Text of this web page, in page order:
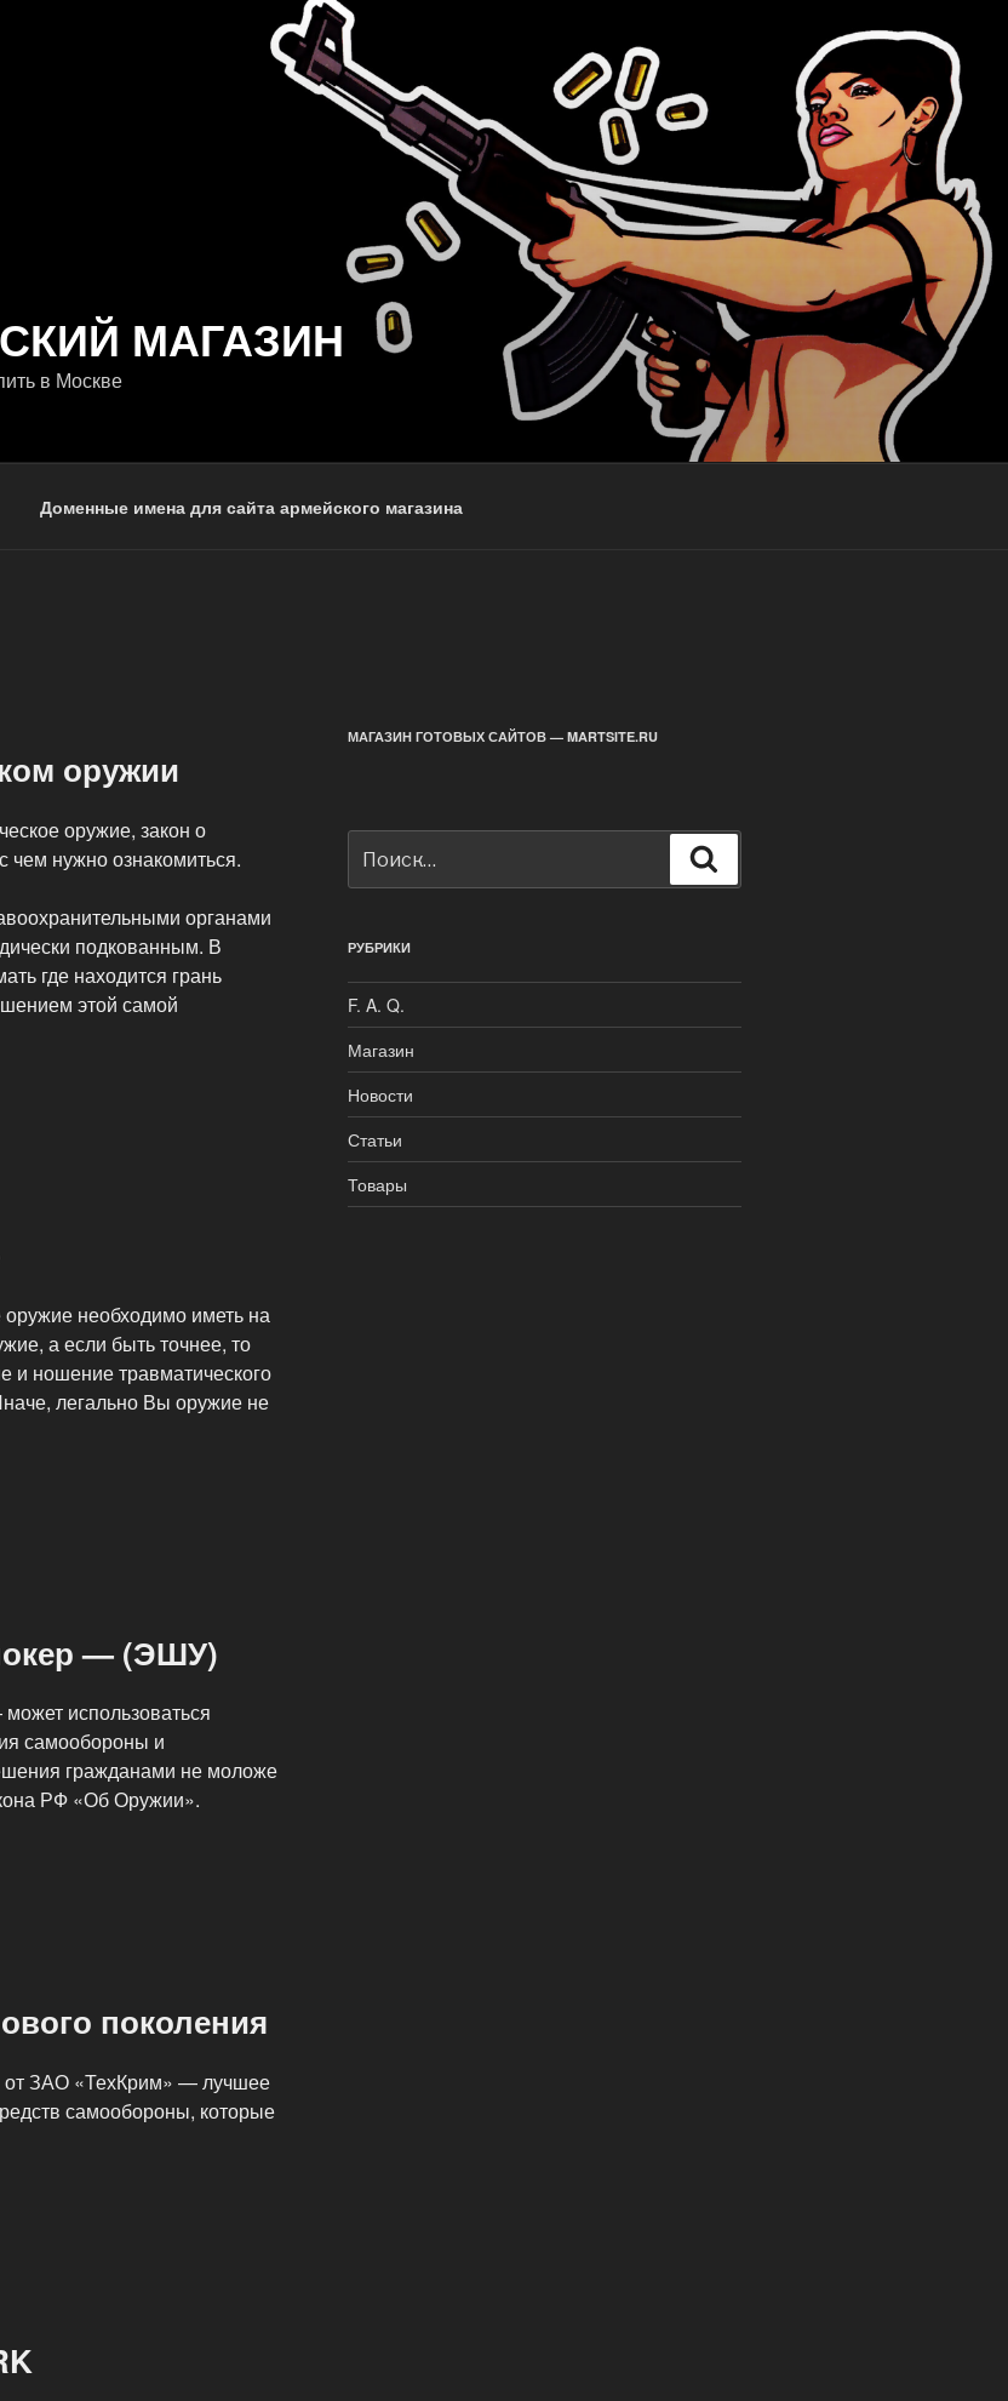
МАГАЗИН
в Москве
Доменные имена для сайта армейского магазина
оружии
оружие, закон о
нужно ознакомиться.
органами
подкованным. В
где находится грань
этой самой
оружие необходимо иметь на
а если быть точнее, то
и ношение травматического
легально Вы оружие не
— (ЭШУ)
использоваться
самообороны и
гражданами не моложе
РФ «Об Оружии».
поколения
от ЗАО «ТехКрим» — лучшее
самообороны, которые
МАГАЗИН ГОТОВЫХ САЙТОВ — MARTSITE.RU
РУБРИКИ
F. A. Q.
Магазин
Новости
Статьи
Товары